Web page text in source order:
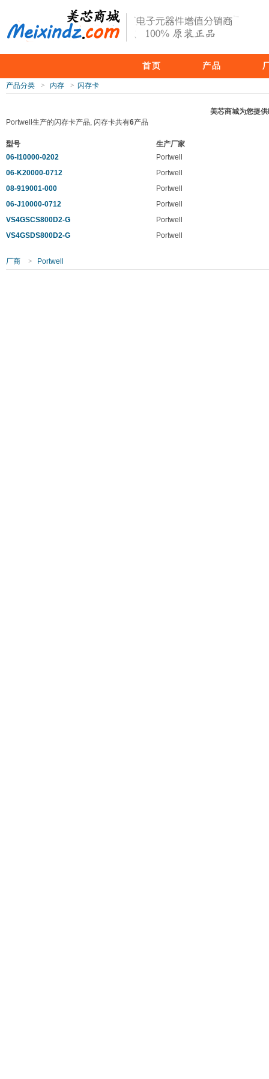
首页 产品
产品分类 > 内存 > 闪存卡
美芯商城为您提
Portwell生产的闪存卡产品, 闪存卡共有6产品
型号
生产厂家
06-I10000-0202
Portwell
06-K20000-0712
Portwell
08-919001-000
Portwell
06-J10000-0712
Portwell
VS4GSCS800D2-G
Portwell
VS4GSDS800D2-G
Portwell
厂商 > Portwell